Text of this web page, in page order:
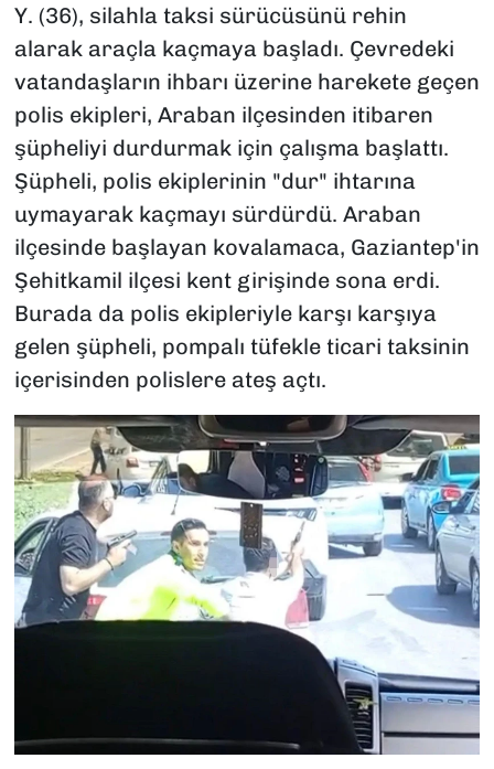
Y. (36), silahla taksi sürücüsünü rehin
alarak araçla kaçmaya başladı. Çevredeki
vatandaşların ihbarı üzerine harekete geçen
polis ekipleri, Araban ilçesinden itibaren
şüpheliyi durdurmak için çalışma başlattı.
Şüpheli, polis ekiplerinin "dur" ihtarına
uymayarak kaçmayı sürdürdü. Araban
ilçesinde başlayan kovalamaca, Gaziantep'in
Şehitkamil ilçesi kent girişinde sona erdi.
Burada da polis ekipleriyle karşı karşıya
gelen şüpheli, pompalı tüfekle ticari taksinin
içerisinden polislere ateş açtı.